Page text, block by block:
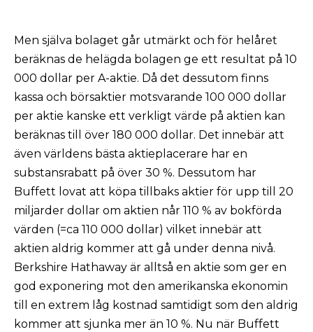
Men själva bolaget går utmärkt och för helåret
beräknas de helägda bolagen ge ett resultat på 10
000 dollar per A-aktie. Då det dessutom finns
kassa och börsaktier motsvarande 100 000 dollar
per aktie kanske ett verkligt värde på aktien kan
beräknas till över 180 000 dollar. Det innebär att
även världens bästa aktieplacerare har en
substansrabatt på över 30 %. Dessutom har
Buffett lovat att köpa tillbaks aktier för upp till 20
miljarder dollar om aktien når 110 % av bokförda
värden (=ca 110 000 dollar) vilket innebär att
aktien aldrig kommer att gå under denna nivå.
Berkshire Hathaway är alltså en aktie som ger en
god exponering mot den amerikanska ekonomin
till en extrem låg kostnad samtidigt som den aldrig
kommer att sjunka mer än 10 %. Nu när Buffett